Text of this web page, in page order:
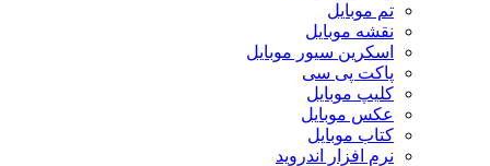
تم موبایل
نقشه موبایل
اسکرین سیور موبایل
پاکت پی سی
کلیپ موبایل
عکس موبایل
کتاب موبایل
نرم افزار اندروید